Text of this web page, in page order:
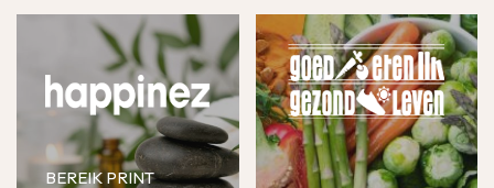
BEREIK PRINT